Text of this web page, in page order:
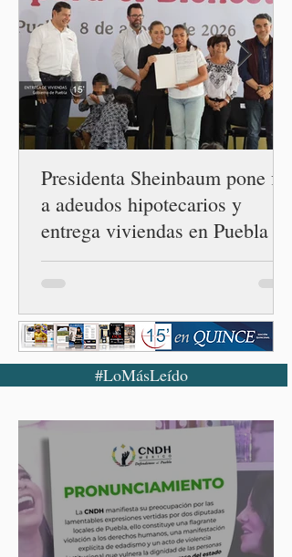
los gobiernos —porque hay
orientaciones políticas de
los gobiernos, llegan por
un partido, llegan por otro
— es importante que México
tenga relaciones
diplomáticas con el mu
Presidenta Sheinbaum pone fin
a adeudos hipotecarios y
entrega viviendas en Puebla
#LoMásLeído